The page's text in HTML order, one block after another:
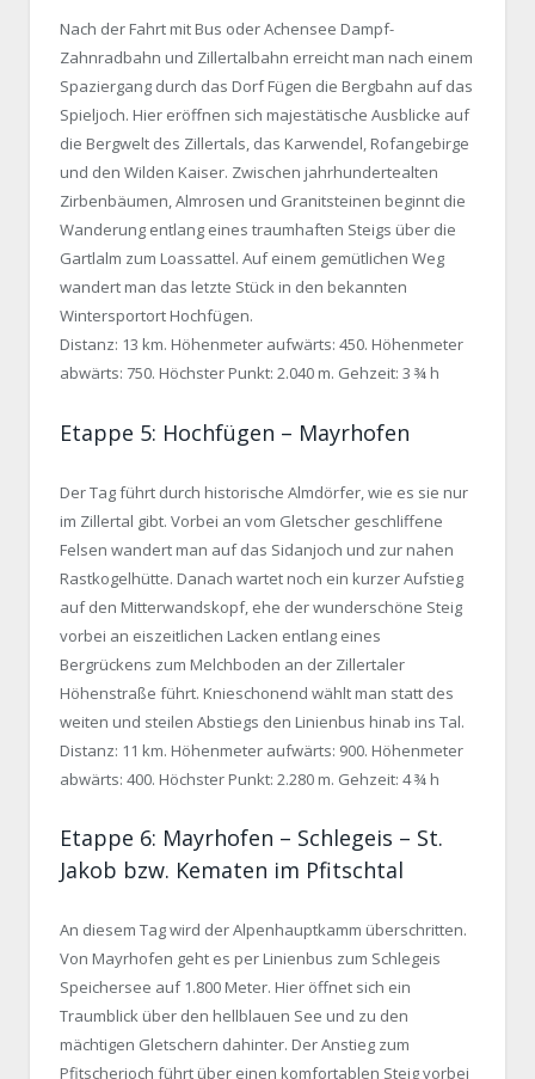
Nach der Fahrt mit Bus oder Achensee Dampf-
Zahnradbahn und Zillertalbahn erreicht man nach einem
Spaziergang durch das Dorf Fügen die Bergbahn auf das
Spieljoch. Hier eröffnen sich majestätische Ausblicke auf
die Bergwelt des Zillertals, das Karwendel, Rofangebirge
und den Wilden Kaiser. Zwischen jahrhundertealten
Zirbenbäumen, Almrosen und Granitsteinen beginnt die
Wanderung entlang eines traumhaften Steigs über die
Gartlalm zum Loassattel. Auf einem gemütlichen Weg
wandert man das letzte Stück in den bekannten
Wintersportort Hochfügen.
Distanz: 13 km. Höhenmeter aufwärts: 450. Höhenmeter
abwärts: 750. Höchster Punkt: 2.040 m. Gehzeit: 3 ¾ h
Etappe 5: Hochfügen – Mayrhofen
Der Tag führt durch historische Almdörfer, wie es sie nur
im Zillertal gibt. Vorbei an vom Gletscher geschliffene
Felsen wandert man auf das Sidanjoch und zur nahen
Rastkogelhütte. Danach wartet noch ein kurzer Aufstieg
auf den Mitterwandskopf, ehe der wunderschöne Steig
vorbei an eiszeitlichen Lacken entlang eines
Bergrückens zum Melchboden an der Zillertaler
Höhenstraße führt. Knieschonend wählt man statt des
weiten und steilen Abstiegs den Linienbus hinab ins Tal.
Distanz: 11 km. Höhenmeter aufwärts: 900. Höhenmeter
abwärts: 400. Höchster Punkt: 2.280 m. Gehzeit: 4 ¾ h
Etappe 6: Mayrhofen – Schlegeis – St.
Jakob bzw. Kematen im Pfitschtal
An diesem Tag wird der Alpenhauptkamm überschritten.
Von Mayrhofen geht es per Linienbus zum Schlegeis
Speichersee auf 1.800 Meter. Hier öffnet sich ein
Traumblick über den hellblauen See und zu den
mächtigen Gletschern dahinter. Der Anstieg zum
Pfitscherjoch führt über einen komfortablen Steig vorbei